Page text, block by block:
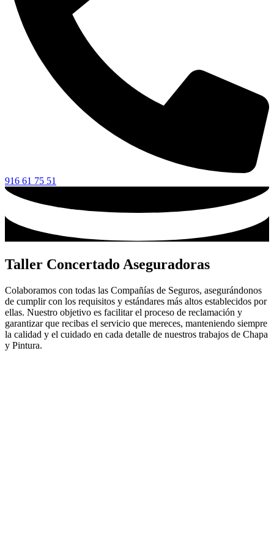
916 61 75 51
Taller Concertado Aseguradoras
Colaboramos con todas las Compañías de Seguros, asegurándonos
de cumplir con los requisitos y estándares más altos establecidos por
ellas. Nuestro objetivo es facilitar el proceso de reclamación y
garantizar que recibas el servicio que mereces, manteniendo siempre
la calidad y el cuidado en cada detalle de nuestros trabajos de Chapa
y Pintura.